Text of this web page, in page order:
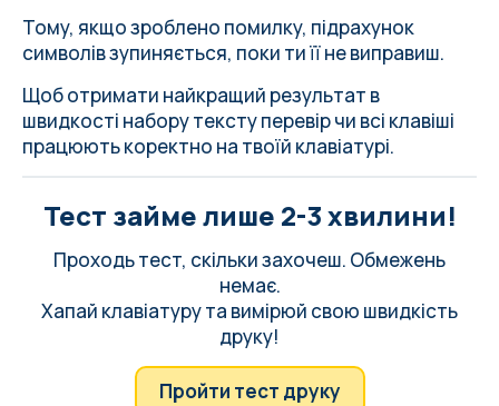
Тому, якщо зроблено помилку, підрахунок
символів зупиняється, поки ти її не виправиш.
Щоб отримати найкращий результат в
швидкості набору текступеревір чи всі клавіші
працюють коректно на твоїй клавіатурі.
Тест займе лише 2-3 хвилини!
Проходь тест, скільки захочеш. Обмежень
немає.
Хапай клавіатуру та вимірюй свою швидкість
друку!
Пройти тест друку